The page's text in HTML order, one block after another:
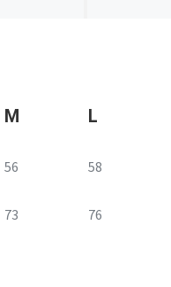
M L
56 58
73 76